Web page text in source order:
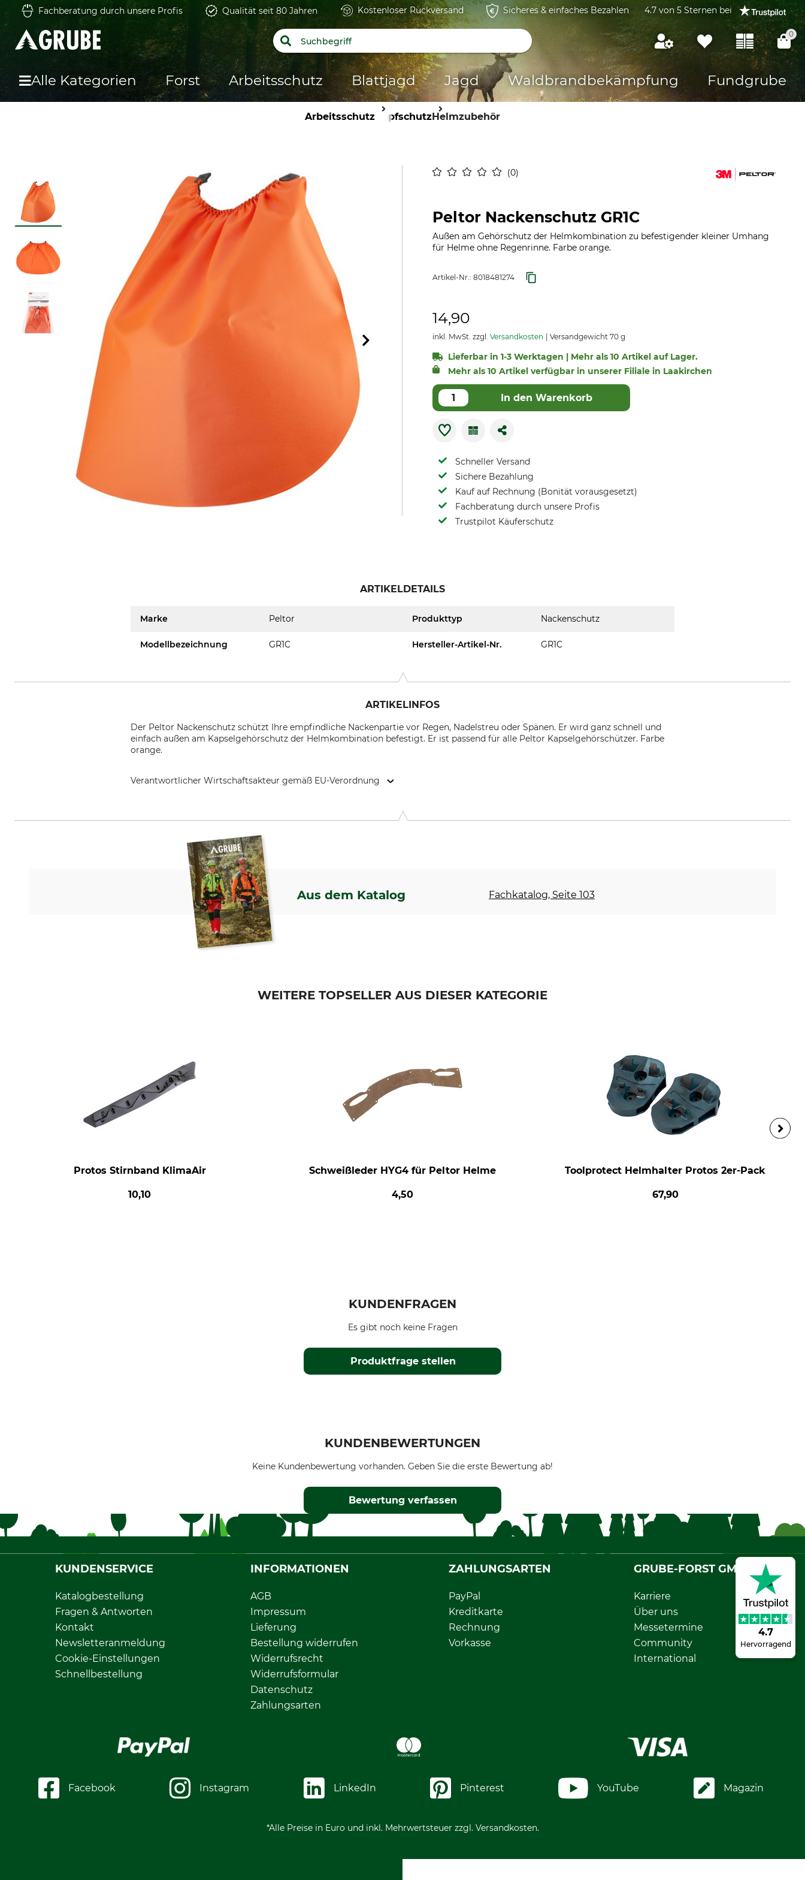
4.7
Hervorragend
Fachberatung durch unsere Profis Qualität seit 80 Jahren Kostenloser Rückversand Sicheres & einfaches Bezahlen 4.7 von 5 Sternen bei
0
Alle Kategorien Forst Arbeitsschutz Blattjagd Jagd Waldbrandbekämpfung Fundgrube
Arbeitsschutz KopfschutzHelmzubehör
0
Peltor Nackenschutz GR1C
Außen am Gehörschutz der Helmkombination zu befestigender kleiner Umhang
für Helme ohne Regenrinne. Farbe orange.
Artikel-Nr.: 8018481274
14,90
inkl. MwSt. zzgl. Versandkosten Versandgewicht 70 g
Lieferbar in 1-3 Werktagen | Mehr als 10 Artikel auf Lager.
Mehr als 10 Artikel verfügbar in unserer Filiale in Laakirchen
In den Warenkorb
Schneller Versand
Sichere Bezahlung
Kauf auf Rechnung (Bonität vorausgesetzt)
Fachberatung durch unsere Profis
Trustpilot Käuferschutz
ARTIKELDETAILS
Marke Peltor Produkttyp Nackenschutz
Modellbezeichnung GR1C Hersteller-Artikel-Nr. GR1C
ARTIKELINFOS
Der Peltor Nackenschutz schützt Ihre empfindliche Nackenpartie vor Regen, Nadelstreu oder Spänen. Er wird ganz schnell und
einfach außen am Kapselgehörschutz der Helmkombination befestigt. Er ist passend für alle Peltor Kapselgehörschützer. Farbe
orange.
Verantwortlicher Wirtschaftsakteur gemäß EU-Verordnung
Aus dem Katalog Fachkatalog, Seite 103
WEITERE TOPSELLER AUS DIESER KATEGORIE
Protos Stirnband KlimaAir
10,10
Schweißleder HYG4 für Peltor Helme
4,50
Toolprotect Helmhalter Protos 2er-Pack
67,90
KUNDENFRAGEN
Produktfrage stellen
Es gibt noch keine Fragen
KUNDENBEWERTUNGEN
Keine Kundenbewertung vorhanden. Geben Sie die erste Bewertung ab!
Bewertung verfassen
KUNDENSERVICE
Katalogbestellung
Fragen & Antworten
Kontakt
Newsletteranmeldung
Cookie-Einstellungen
Schnellbestellung
INFORMATIONEN
AGB
Impressum
Lieferung
Bestellung widerrufen
Widerrufsrecht
Widerrufsformular
Datenschutz
Zahlungsarten
ZAHLUNGSARTEN
PayPal
Kreditkarte
Rechnung
Vorkasse
GRUBE-FORST GMBH
Karriere
Über uns
Messetermine
Community
International
Facebook Instagram LinkedIn Pinterest YouTube Magazin
*Alle Preise in Euro und inkl. Mehrwertsteuer zzgl. Versandkosten.